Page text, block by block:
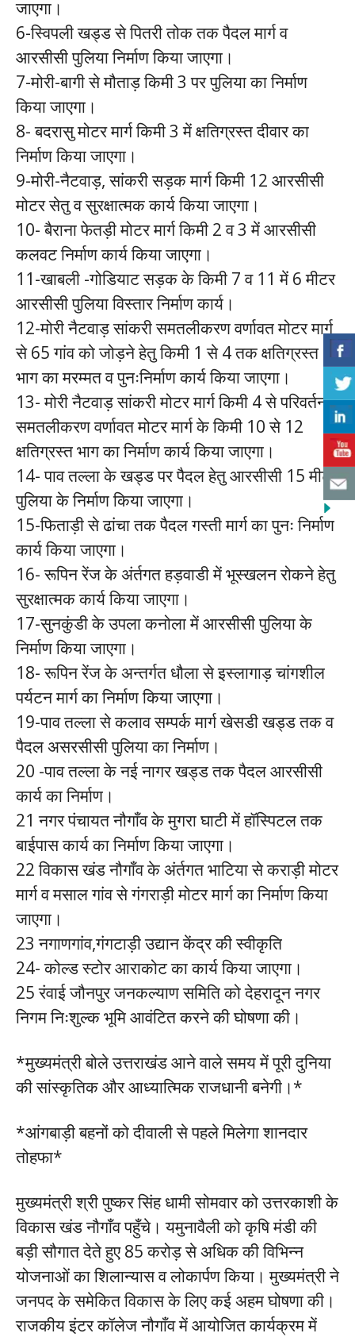
जाएगा।
6-स्विपली खड्ड से पितरी तोक तक पैदल मार्ग व
आरसीसी पुलिया निर्माण किया जाएगा।
7-मोरी-बागी से मौताड़ किमी 3 पर पुलिया का निर्माण
किया जाएगा।
8- बदरासु मोटर मार्ग किमी 3 में क्षतिग्रस्त दीवार का
निर्माण किया जाएगा।
9-मोरी-नैटवाड़, सांकरी सड़क मार्ग किमी 12 आरसीसी
मोटर सेतु व सुरक्षात्मक कार्य किया जाएगा।
10- बैराना फेतड़ी मोटर मार्ग किमी 2 व 3 में आरसीसी
कलवट निर्माण कार्य किया जाएगा।
11-खाबली -गोडियाट सड़क के किमी 7 व 11 में 6 मीटर
आरसीसी पुलिया विस्तार निर्माण कार्य।
12-मोरी नैटवाड़ सांकरी समतलीकरण वर्णावत मोटर मार्ग
से 65 गांव को जोड़ने हेतु किमी 1 से 4 तक क्षतिग्रस्त
भाग का मरम्मत व पुनःनिर्माण कार्य किया जाएगा।
13- मोरी नैटवाड़ सांकरी मोटर मार्ग किमी 4 से परिवर्तन
समतलीकरण वर्णावत मोटर मार्ग के किमी 10 से 12
क्षतिग्रस्त भाग का निर्माण कार्य किया जाएगा।
14- पाव तल्ला के खड्ड पर पैदल हेतु आरसीसी 15 मीटर
पुलिया के निर्माण किया जाएगा।
15-फिताड़ी से ढांचा तक पैदल गस्ती मार्ग का पुनः निर्माण
कार्य किया जाएगा।
16- रूपिन रेंज के अंर्तगत हड़वाडी में भूस्खलन रोकने हेतु
सुरक्षात्मक कार्य किया जाएगा।
17-सुनकुंडी के उपला कनोला में आरसीसी पुलिया के
निर्माण किया जाएगा।
18- रूपिन रेंज के अन्तर्गत धौला से इस्लागाड़ चांगशील
पर्यटन मार्ग का निर्माण किया जाएगा।
19-पाव तल्ला से कलाव सम्पर्क मार्ग खेसडी खड्ड तक व
पैदल असरसीसी पुलिया का निर्माण।
20 -पाव तल्ला के नई नागर खड्ड तक पैदल आरसीसी
कार्य का निर्माण।
21 नगर पंचायत नौगाँव के मुगरा घाटी में हॉस्पिटल तक
बाईपास कार्य का निर्माण किया जाएगा।
22 विकास खंड नौगाँव के अंर्तगत भाटिया से कराड़ी मोटर
मार्ग व मसाल गांव से गंगराड़ी मोटर मार्ग का निर्माण किया
जाएगा।
23 नगाणगांव,गंगटाड़ी उद्यान केंद्र की स्वीकृति
24- कोल्ड स्टोर आराकोट का कार्य किया जाएगा।
25 रंवाई जौनपुर जनकल्याण समिति को देहरादून नगर
निगम निःशुल्क भूमि आवंटित करने की घोषणा की।
*मुख्यमंत्री बोले उत्तराखंड आने वाले समय में पूरी दुनिया
की सांस्कृतिक और आध्यात्मिक राजधानी बनेगी।*
*आंगबाड़ी बहनों को दीवाली से पहले मिलेगा शानदार
तोहफा*
मुख्यमंत्री श्री पुष्कर सिंह धामी सोमवार को उत्तरकाशी के
विकास खंड नौगाँव पहुँचे। यमुनावैली को कृषि मंडी की
बड़ी सौगात देते हुए 85 करोड़ से अधिक की विभिन्न
योजनाओं का शिलान्यास व लोकार्पण किया। मुख्यमंत्री ने
जनपद के समेकित विकास के लिए कई अहम घोषणा की।
राजकीय इंटर कॉलेज नौगाँव में आयोजित कार्यक्रम में